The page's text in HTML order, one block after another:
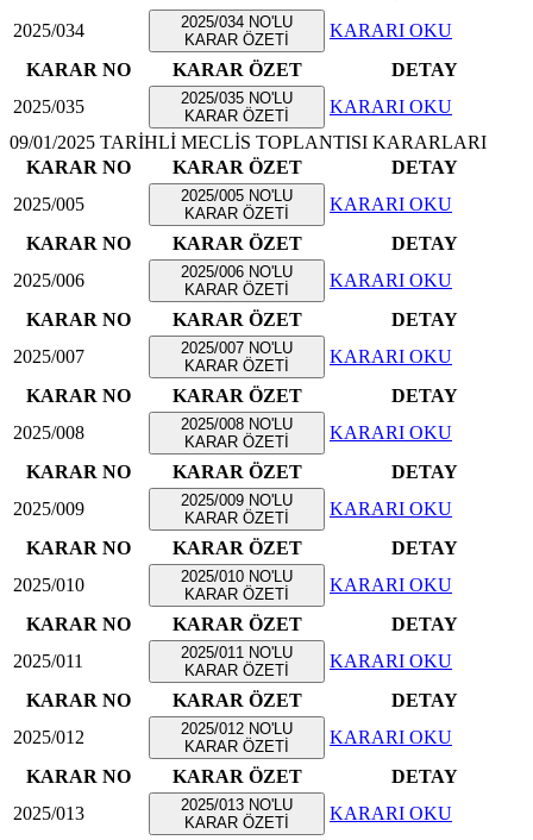
2025/034
2025/034 NO'LU
KARAR ÖZETİ
KARARI OKU
KARAR NO
KARAR ÖZET
DETAY
2025/035
2025/035 NO'LU
KARAR ÖZETİ
KARARI OKU
09/01/2025 TARİHLİ MECLİS TOPLANTISI KARARLARI
KARAR NO
KARAR ÖZET
DETAY
2025/005
2025/005 NO'LU
KARAR ÖZETİ
KARARI OKU
KARAR NO
KARAR ÖZET
DETAY
2025/006
2025/006 NO'LU
KARAR ÖZETİ
KARARI OKU
KARAR NO
KARAR ÖZET
DETAY
2025/007
2025/007 NO'LU
KARAR ÖZETİ
KARARI OKU
KARAR NO
KARAR ÖZET
DETAY
2025/008
2025/008 NO'LU
KARAR ÖZETİ
KARARI OKU
KARAR NO
KARAR ÖZET
DETAY
2025/009
2025/009 NO'LU
KARAR ÖZETİ
KARARI OKU
KARAR NO
KARAR ÖZET
DETAY
2025/010
2025/010 NO'LU
KARAR ÖZETİ
KARARI OKU
KARAR NO
KARAR ÖZET
DETAY
2025/011
2025/011 NO'LU
KARAR ÖZETİ
KARARI OKU
KARAR NO
KARAR ÖZET
DETAY
2025/012
2025/012 NO'LU
KARAR ÖZETİ
KARARI OKU
KARAR NO
KARAR ÖZET
DETAY
2025/013
2025/013 NO'LU
KARAR ÖZETİ
KARARI OKU